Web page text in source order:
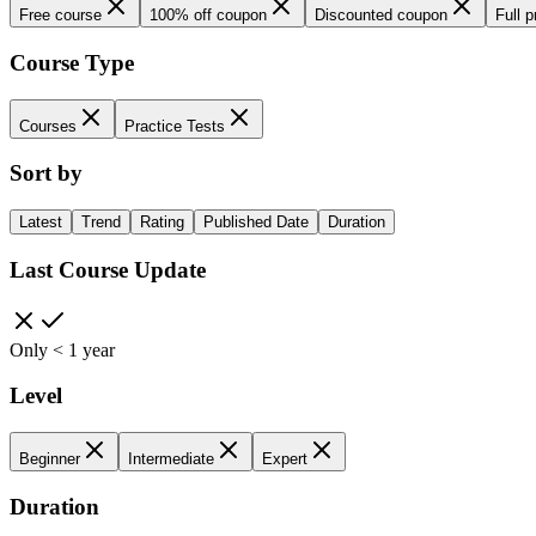
Free course 100% off coupon Discounted coupon Full
Course Type
Courses Practice Tests
Sort by
Latest Trend Rating Published Date Duration
Last Course Update
Only < 1 year
Level
Beginner Intermediate Expert
Duration